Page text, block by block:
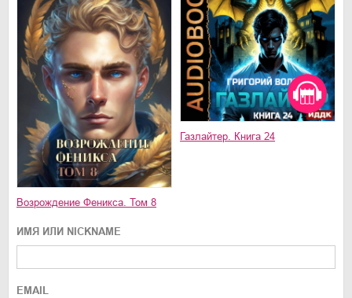
Возрождение Феникса. Том 8
Газлайтер. Книга 24
ИМЯ ИЛИ NICKNAME
EMAIL